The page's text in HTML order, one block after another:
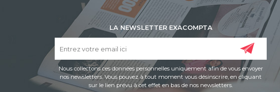
LA NEWSLETTER EXACOMPTA
Nous collectons ces données personnelles uniquement afin de vous envoyer
nos newsletters. Vous pouvez à tout moment vous désinscrire, en cliquant
sur le lien prévu à cet effet en bas de nos newsletters.